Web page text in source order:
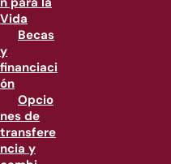
Vida
Becas
y
financiaci
ón
Opcio
nes de
transfere
ncia y